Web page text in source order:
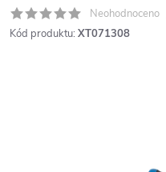
Neohodnoceno
Kód produktu: XT071308